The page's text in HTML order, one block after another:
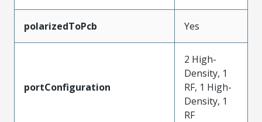
polarizedToPcb Yes
portConfiguration
2 High-
Density, 1
RF, 1 High-
Density, 1
RF